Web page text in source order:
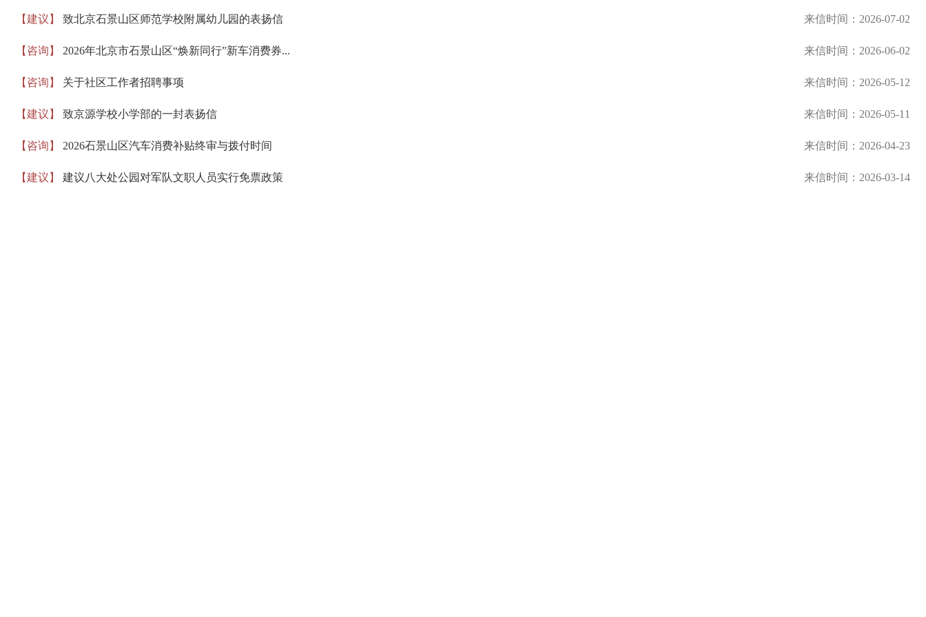
【建议】 致北京石景山区师范学校附属幼儿园的表扬信 来信时间：2026-07-02
【咨询】 2026年北京市石景山区“焕新同行”新车消费券... 来信时间：2026-06-02
【咨询】 关于社区工作者招聘事项 来信时间：2026-05-12
【建议】 致京源学校小学部的一封表扬信 来信时间：2026-05-11
【咨询】 2026石景山区汽车消费补贴终审与拨付时间 来信时间：2026-04-23
【建议】 建议八大处公园对军队文职人员实行免票政策 来信时间：2026-03-14